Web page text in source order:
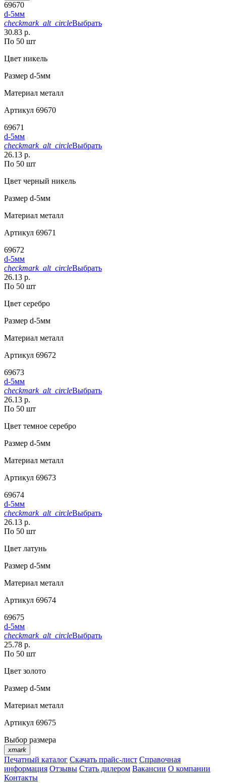
69670
d-5мм
checkmark_alt_circleВыбрать
30.83 р.
По 50 шт
Цвет никель
Размер d-5мм
Материал металл
Артикул 69670
69671
d-5мм
checkmark_alt_circleВыбрать
26.13 р.
По 50 шт
Цвет черный никель
Размер d-5мм
Материал металл
Артикул 69671
69672
d-5мм
checkmark_alt_circleВыбрать
26.13 р.
По 50 шт
Цвет серебро
Размер d-5мм
Материал металл
Артикул 69672
69673
d-5мм
checkmark_alt_circleВыбрать
26.13 р.
По 50 шт
Цвет темное серебро
Размер d-5мм
Материал металл
Артикул 69673
69674
d-5мм
checkmark_alt_circleВыбрать
26.13 р.
По 50 шт
Цвет латунь
Размер d-5мм
Материал металл
Артикул 69674
69675
d-5мм
checkmark_alt_circleВыбрать
25.78 р.
По 50 шт
Цвет золото
Размер d-5мм
Материал металл
Артикул 69675
Выбор размера
xmark
Печатный каталог Скачать прайс-лист Справочная
информация Отзывы Стать дилером Вакансии О компании
Контакты